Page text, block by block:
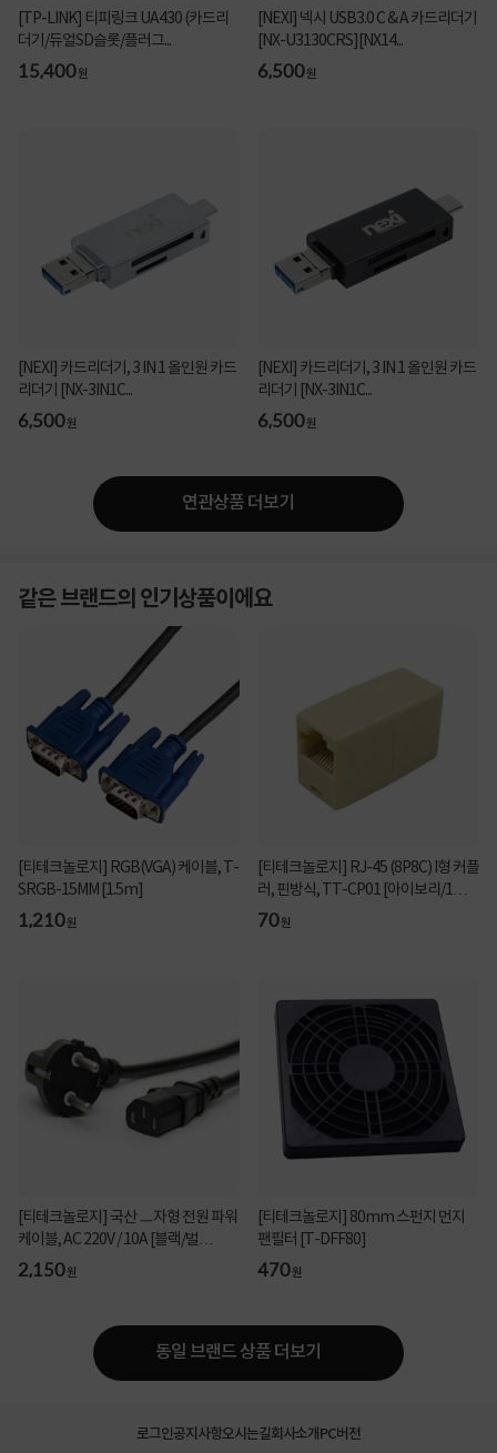
[TP-LINK] 티피링크 UA430 (카드리
더기/듀얼SD슬롯/플러그...
15,400원
[NEXI] 넥시 USB3.0 C & A 카드리더기
[NX-U3130CRS][NX14...
6,500원
[NEXI] 카드리더기, 3 IN 1 올인원 카드
리더기 [NX-3IN1C...
6,500원
[NEXI] 카드리더기, 3 IN 1 올인원 카드
리더기 [NX-3IN1C...
6,500원
연관상품 더보기
같은 브랜드의 인기상품이에요
[티테크놀로지] RGB(VGA) 케이블, T-
SRGB-15MM [1.5m]
1,210원
[티테크놀로지] RJ-45 (8P8C) I형 커플
러, 핀방식, TT-CP01 [아이보리/1개]
[벌크]
70원
[티테크놀로지] 국산 ㅡ자형 전원 파워
케이블, AC 220V / 10A [블랙/벌
크/1.5m]
2,150원
[티테크놀로지] 80mm 스펀지 먼지
팬필터 [T-DFF80]
470원
동일 브랜드 상품 더보기
로그인공지사항오시는길회사소개PC버전